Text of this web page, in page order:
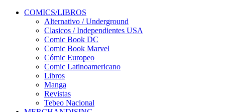
COMICS/LIBROS
Alternativo / Underground
Clasicos / Independientes USA
Comic Book DC
Comic Book Marvel
Cómic Europeo
Comic Latinoamericano
Libros
Manga
Revistas
Tebeo Nacional